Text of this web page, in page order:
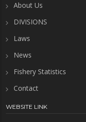
About Us
DIVISIONS
Laws
News
Fishery Statistics
Contact
WEBSITE LINK